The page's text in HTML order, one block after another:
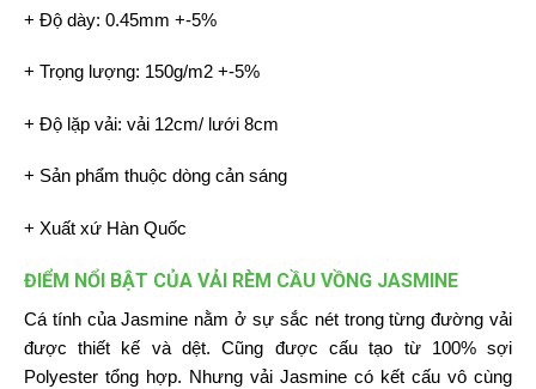
+ Độ dày: 0.45mm +-5%
+ Trọng lượng: 150g/m2 +-5%
+ Độ lặp vải: vải 12cm/ lưới 8cm
+ Sản phẩm thuộc dòng cản sáng
+ Xuất xứ Hàn Quốc
ĐIỂM NỔI BẬT CỦA VẢI RÈM CẦU VỒNG JASMINE
Cá tính của Jasmine nằm ở sự sắc nét trong từng đường vải
được thiết kế và dệt. Cũng được cấu tạo từ 100% sợi
Polyester tổng hợp. Nhưng vải Jasmine có kết cấu vô cùng